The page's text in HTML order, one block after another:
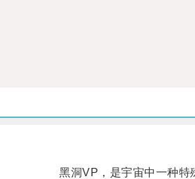
黑洞VP，是宇宙中一种特殊